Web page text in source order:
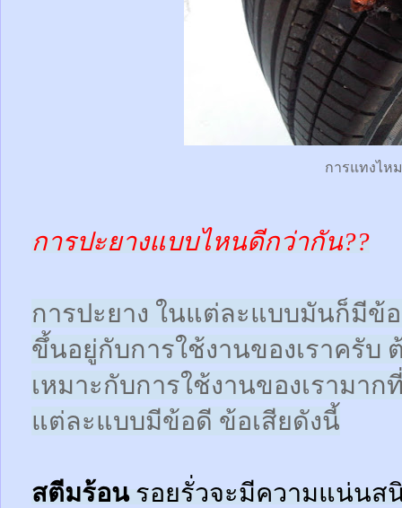
การแทงไหม
การปะยางแบบไหนดีกว่ากัน??
การปะยาง ในแต่ละแบบมันก็มีข้
ขึ้นอยู่กับการใช้งานของเราครับ
เหมาะกับการใช้งานของเรามา
แต่ละแบบมีข้อดี ข้อเสียดังนี้
สตีมร้อนรอยรั่วจะมีความแน่นส